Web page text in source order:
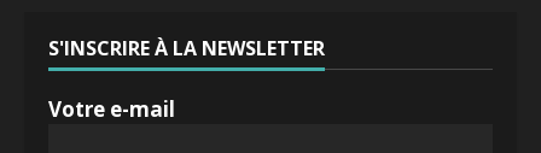
S'INSCRIRE À LA NEWSLETTER
Votre e-mail